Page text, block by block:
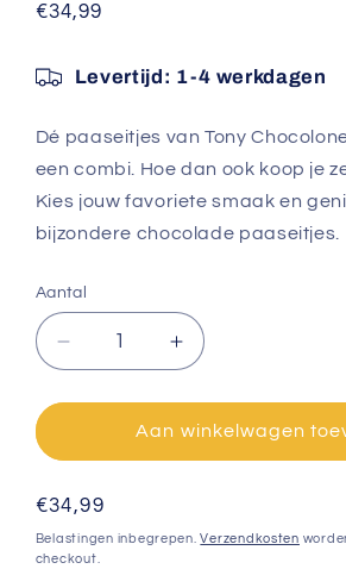
Normale
€34,99
Levertijd: 1-4 werkdagen
Dé paaseitjes van Tony
een combi. Hoe dan ook koop je
Kies jouw favoriete smaak en
bijzondere chocolade paaseitjes.
Aantal
Aantal
verlagen
voor
Tony&#39;s
chocolonely
Aantal
verhogen
voor
Tony&#39;s
chocolonely
Aan winkelwagen
Normale
prijs
€34,99
Belastingen inbegrepen.Verzendkosten
checkout.